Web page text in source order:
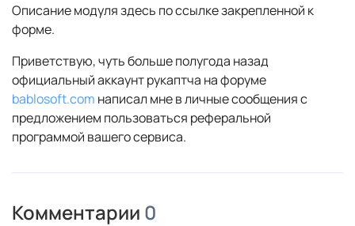
Описание модуля здесь по ссылке закрепленной к
форме.
Приветствую, чуть больше полугода назад
официальный аккаунт рукаптча на форуме
bablosoft.com написал мне в личные сообщения c
предложением пользоваться реферальной
программой вашего сервиса.
Комментарии 0